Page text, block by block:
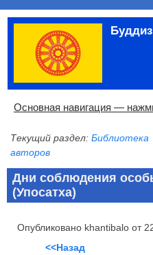
Перейти
основному
содержанию
Меню
учётной
записи
пользователя
Основная
Основная навигация —
Главная
Община
Палийский канон
Язык пали
Материалы по темам
Современная литература
Блоги
Ссылки
Поиск
Текущий раздел: Библиотека
авторов
Дни соблюдения
(Упосатха)
Опубликовано khantibalo от
<<Назад